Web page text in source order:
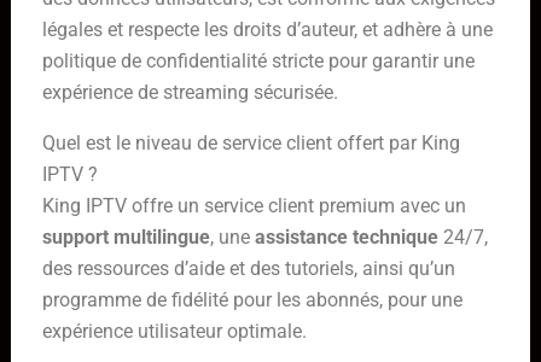
légales et respecte les droits d’auteur, et adhère à une
politique de confidentialité stricte pour garantir une
expérience de streaming sécurisée.
Quel est le niveau de service client offert par King
IPTV ?
King IPTV offre un service client premium avec un
support multilingue, une assistance technique24/7,
des ressources d’aide et des tutoriels, ainsi qu’un
programme de fidélité pour les abonnés, pour une
expérience utilisateur optimale.